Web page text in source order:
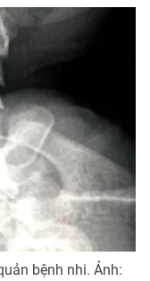
bệnh nhi. Ảnh: